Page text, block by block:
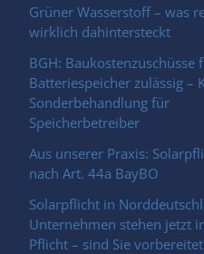
Grüner Wasserstoff – was
wirklich dahintersteckt
BGH: Baukostenzuschüsse
Batteriespeicher zulässig –
Sonderbehandlung für
Speicherbetreiber
Aus unserer Praxis:
nach Art. 44a BayBO
Solarpflicht in
Unternehmen stehen jetzt
Pflicht – sind Sie